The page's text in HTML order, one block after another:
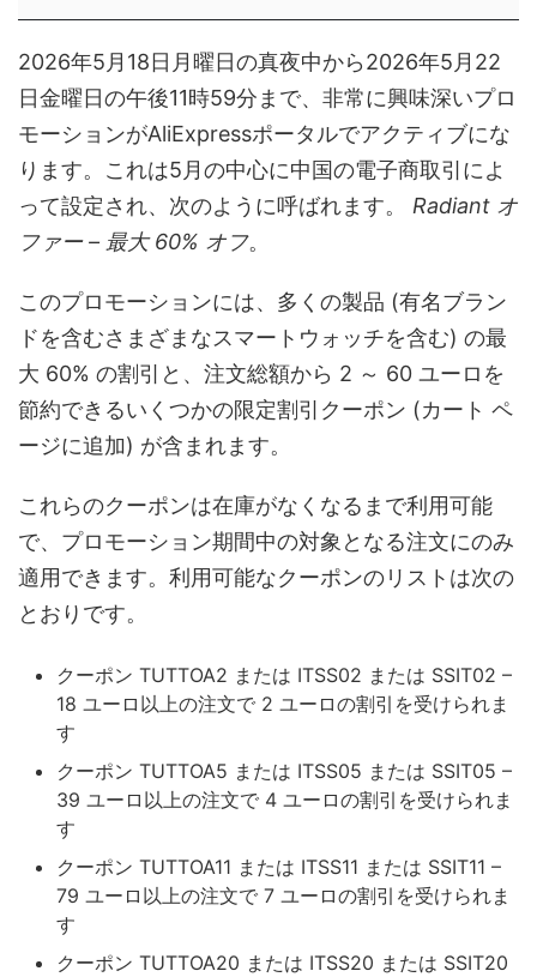
2026年5月18日月曜日の真夜中から2026年5月22
日金曜日の午後11時59分まで、非常に興味深いプロ
モーションがAliExpressポータルでアクティブにな
ります。これは5月の中心に中国の電子商取引によ
って設定され、次のように呼ばれます。 Radiant オ
ファー – 最大 60% オフ。
このプロモーションには、多くの製品 (有名ブラン
ドを含むさまざまなスマートウォッチを含む) の最
大 60% の割引と、注文総額から 2 ～ 60 ユーロを
節約できるいくつかの限定割引クーポン (カート ペ
ージに追加) が含まれます。
これらのクーポンは在庫がなくなるまで利用可能
で、プロモーション期間中の対象となる注文にのみ
適用できます。利用可能なクーポンのリストは次の
とおりです。
クーポン TUTTOA2 または ITSS02 または SSIT02 –
18 ユーロ以上の注文で 2 ユーロの割引を受けられま
す
クーポン TUTTOA5 または ITSS05 または SSIT05 –
39 ユーロ以上の注文で 4 ユーロの割引を受けられま
す
クーポン TUTTOA11 または ITSS11 または SSIT11 –
79 ユーロ以上の注文で 7 ユーロの割引を受けられま
す
クーポン TUTTOA20 または ITSS20 または SSIT20